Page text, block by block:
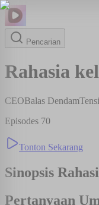
Pencarian
Rahasia
CEOBalas Dendam
Episodes 70
Tonton Sekarang
Sinopsis
Pertanyaan